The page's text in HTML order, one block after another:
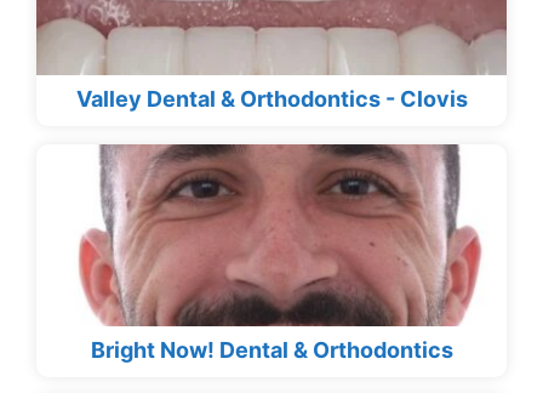
Valley Dental & Orthodontics - Clovis
Bright Now! Dental & Orthodontics